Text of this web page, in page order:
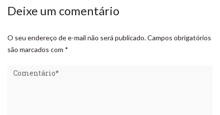
Deixe um comentário
O seu endereço de e-mail não será publicado.Campos obrigatórios
são marcados com *